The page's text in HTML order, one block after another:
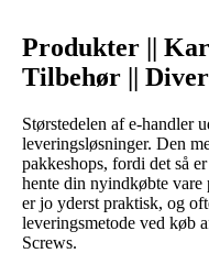
Produkter ||
Tilbehør ||
Størstedelen af e-handler
leveringsløsninger. Den
pakkeshops, fordi det så
hente din nyindkøbte vare
er jo yderst praktisk, og
leveringsmetode ved køb
Screws.